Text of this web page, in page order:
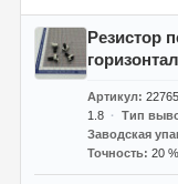
Резистор
Артикул 22765
1.8
Тип
Заводская
Точность 20 %